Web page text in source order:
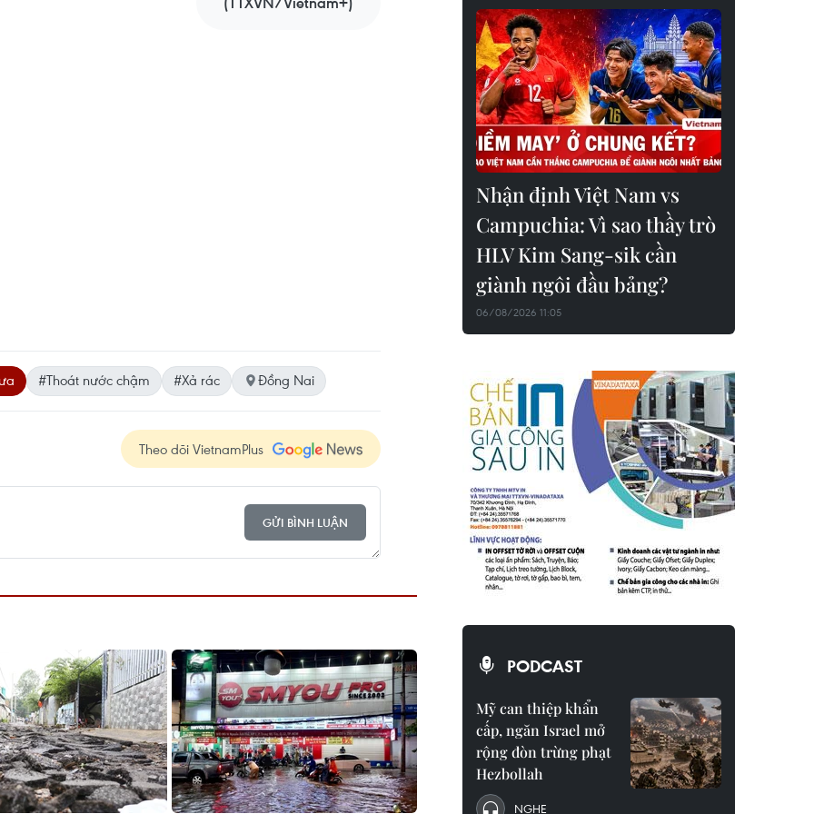
#Thoát nước chậm #Xả rác Đồng Nai
Theo dõi VietnamPlus
GỬI BÌNH LUẬN
Nhận định Việt Nam vs
Campuchia: Vì sao thầy trò
HLV Kim Sang-sik cần
giành ngôi đầu bảng?
06/08/2026 11:05
PODCAST
Mỹ can thiệp khẩn
cấp, ngăn Israel mở
rộng đòn trừng phạt
Hezbollah
NGHE